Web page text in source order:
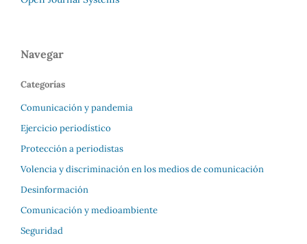
Navegar
Categorías
Comunicación y pandemia
Ejercicio periodístico
Protección a periodistas
Volencia y discriminación en los medios de comunicación
Desinformación
Comunicación y medioambiente
Seguridad